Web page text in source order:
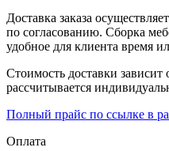
Доставка заказа
по согласованию. Сборка
удобное для клиента время
Стоимость доставки зависит
рассчитывается
Полный прайс по ссылке в
Оплата